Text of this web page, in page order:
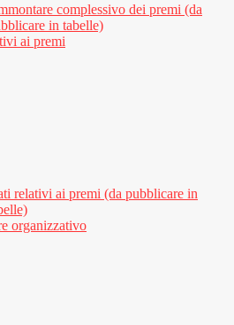
complessivo dei premi (da
in tabelle)
ai premi
relativi ai premi (da pubblicare in
organizzativo